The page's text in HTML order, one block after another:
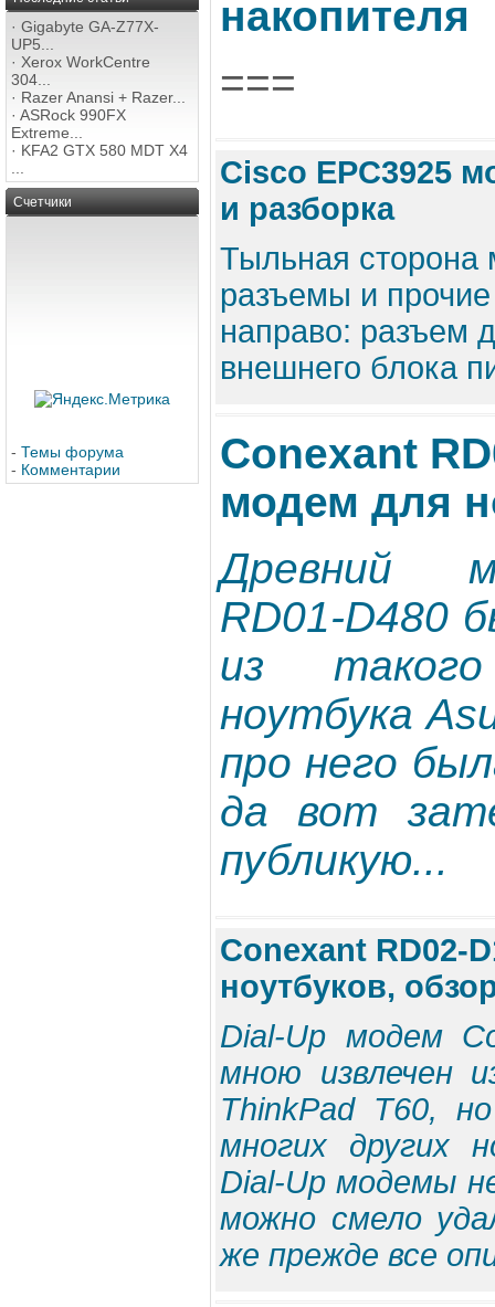
· Gigabyte GA-Z77X-
UP5...
· Xerox WorkCentre
304...
· Razer Anansi + Razer...
· ASRock 990FX
Extreme...
· KFA2 GTX 580 MDT X4
Счетчики
- Темы форума
- Комментарии
накопителя
===
Cisco EPC3925
и разборка
Тыльная сторона
разъемы и
направо: разъем
внешнего блока
Conexant
модем для
Древний
RD01-D480
из
ноутбука
про него
да вот
публикую...
Conexant RD02-
ноутбуков,
Dial-Up модем
мною извлечен
ThinkPad T60,
многих других
Dial-Up модемы
можно смело
же прежде все